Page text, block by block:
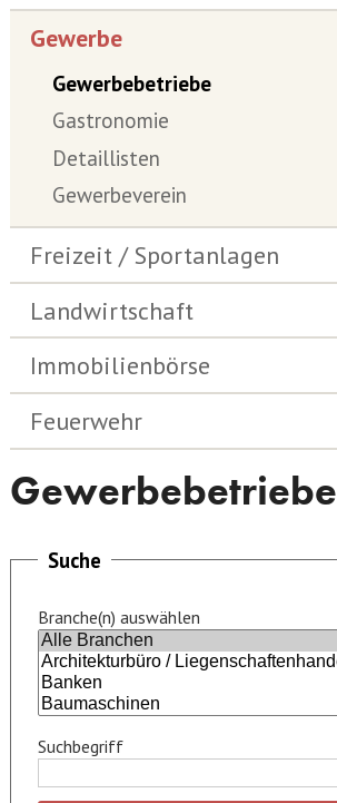
Gewerbe
Gewerbebetriebe
Gastronomie
Detaillisten
Gewerbeverein
Freizeit / Sportanlagen
Landwirtschaft
Immobilienbörse
Feuerwehr
Gewerbebetriebe
Suche
Branche(n) auswählen
Suchbegriff